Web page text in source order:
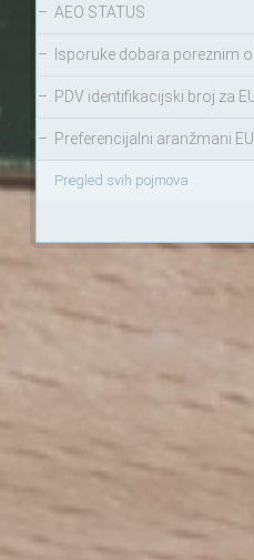
– AEO STATUS
– Isporuke dobara poreznim
– PDV identifikacijski broj za
– Preferencijalni aranžmani EU
Pregled svih pojmova